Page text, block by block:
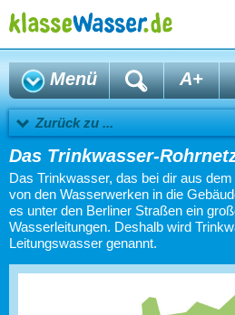
Menü A+
Zurück zu ...
Das Trinkwasser-
Das Trinkwasser, das bei dir aus
von den Wasserwerken in die
es unter den Berliner Straßen ein
Wasserleitungen. Deshalb wird
Leitungswasser genannt.